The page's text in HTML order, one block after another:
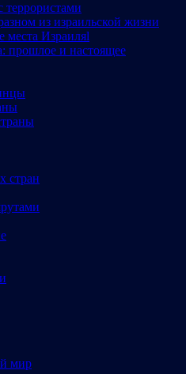
террористами
из израильской жизни
места Израиляl
прошлое и настоящее
стран
мир